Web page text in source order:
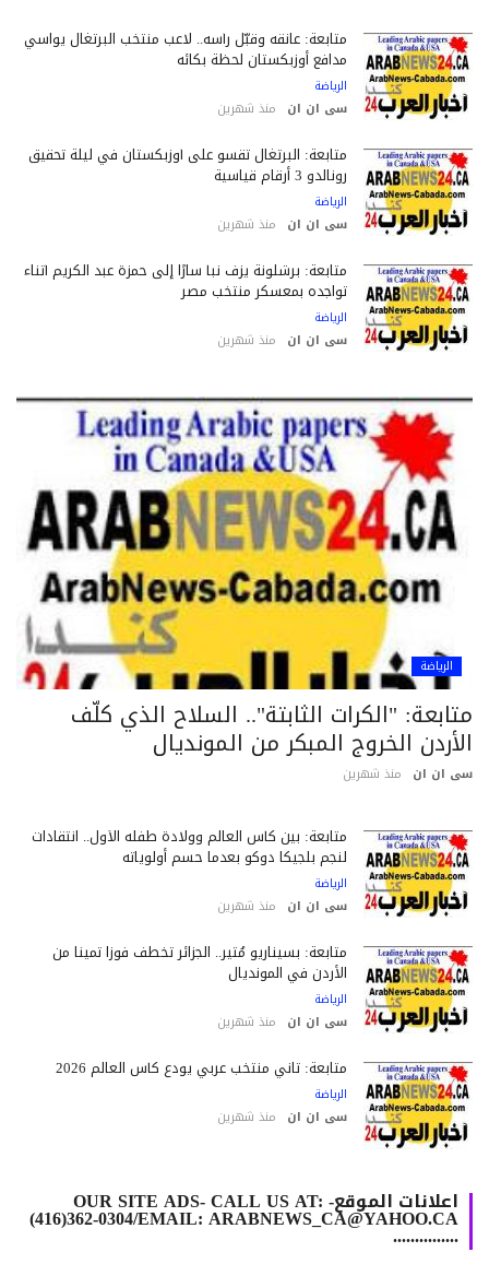
متابعة: عانقه وقبّل رأسه.. لاعب منتخب البرتغال يواسي
مدافع أوزبكستان لحظة بكائه
الرياضة
سى ان ان منذ شهرين
متابعة: البرتغال تقسو على أوزبكستان في ليلة تحقيق
رونالدو 3 أرقام قياسية
الرياضة
سى ان ان منذ شهرين
متابعة: برشلونة يزف نبأ سارًا إلى حمزة عبد الكريم أثناء
تواجده بمعسكر منتخب مصر
الرياضة
سى ان ان منذ شهرين
الرياضة
"الكرات الثابتة".. السلاح الذي كلّف
الخروج المبكر من المونديال
ان ان منذ شهرين
متابعة: بين كأس العالم وولادة طفله الأول.. انتقادات
لنجم بلجيكا دوكو بعدما حسم أولوياته
الرياضة
سى ان ان منذ شهرين
متابعة: بسيناريو مُثير.. الجزائر تخطف فوزاً ثميناً من
الأردن في المونديال
الرياضة
سى ان ان منذ شهرين
متابعة: ثاني منتخب عربي يودع كأس العالم 2026
الرياضة
سى ان ان منذ شهرين
اعلانات الموقع- OUR SITE ADS- CALL US AT:
(416)362-0304/EMAIL: ARABNEWS_CA@YAHOO.CA
...............